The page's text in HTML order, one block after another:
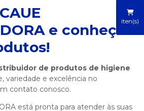
iten(s)
e conheça
de produtos de higiene
variedade e excelência no
contato conosco.
está pronta para atender às suas